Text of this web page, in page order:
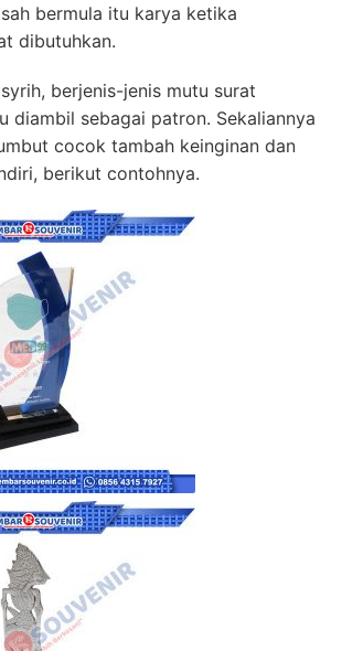
bermula itu karya ketika
dibutuhkan.
berjenis-jenis mutu surat
diambil sebagai patron. Sekaliannya
cocok tambah keinginan dan
berikut contohnya.